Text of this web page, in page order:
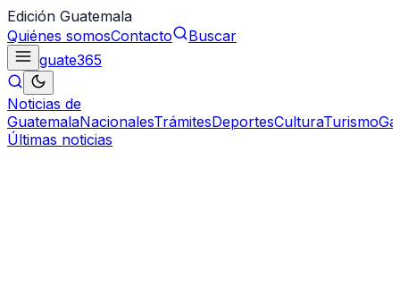
Edición Guatemala
Quiénes somosContacto
Buscar
guate365
Noticias de
GuatemalaNacionalesTrámitesDeportesCulturaTurismo
Últimas noticias